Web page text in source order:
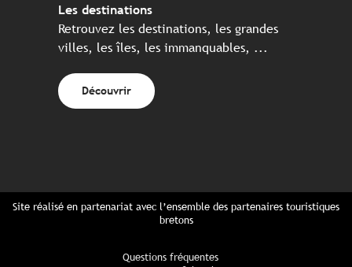
Les destinations
Retrouvez les destinations, les grandes
villes, les îles, les immanquables, ...
Découvrir
Site réalisé en partenariat avec l’ensemble des partenaires touristiques
bretons
Questions fréquentes